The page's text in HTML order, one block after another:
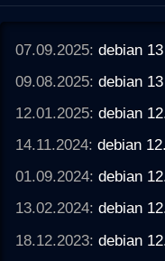
07.09.2025:debian
09.08.2025:debian
12.01.2025:debian
14.11.2024:debian
01.09.2024:debian
13.02.2024:debian
18.12.2023:debian